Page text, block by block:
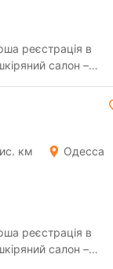
реєстрація в
салон –
км
Одесса
реєстрація в
салон –